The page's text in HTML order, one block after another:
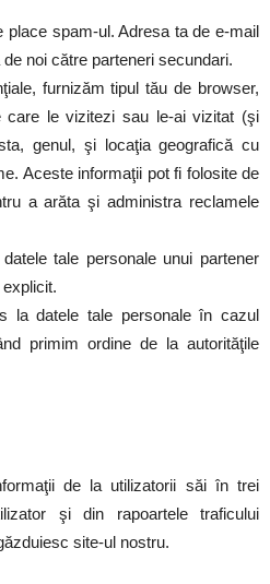
place spam-ul. Adresa ta de e-mail
noi către parteneri secundari.
furnizăm tipul tău de browser,
care le vizitezi sau le-ai vizitat (şi
genul, şi locaţia geografică cu
Aceste informaţii pot fi folosite de
a arăta şi administra reclamele
tale personale unui partener
la datele tale personale în cazul
primim ordine de la autorităţile
de la utilizatorii săi în trei
şi din rapoartele traficului
site-ul nostru.